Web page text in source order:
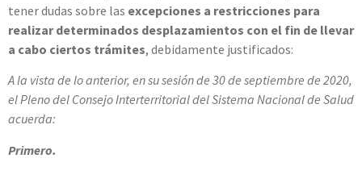
tener dudas sobre las excepciones a restricciones para
realizar determinados desplazamientos con el fin de llevar
a cabo ciertos trámites, debidamente justificados:
A la vista de lo anterior, en su sesión de 30 de septiembre de 2020,
el Pleno del Consejo Interterritorial del Sistema Nacional de Salud
acuerda:
Primero.